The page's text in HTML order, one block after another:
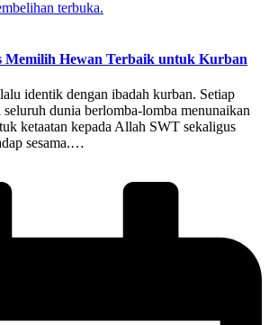
Memilih Hewan Terbaik untuk Kurban
identik dengan ibadah kurban. Setiap
dunia berlomba-lomba menunaikan
ketaatan kepada Allah SWT sekaligus
sesama.…